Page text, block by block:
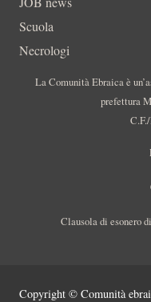
Scuola
Necrologi
La Comunità Ebraica è
prefettura
Clausola di esonero
Copyright © Comunità